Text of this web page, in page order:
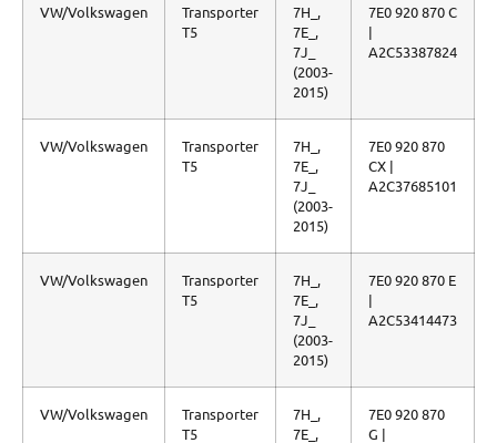
VW/Volkswagen
Transporter
T5
7H_,
7E_,
7J_
(2003-
2015)
7E0 920 870 C
|
A2C53387824
VW/Volkswagen
Transporter
T5
7H_,
7E_,
7J_
(2003-
2015)
7E0 920 870
CX |
A2C37685101
VW/Volkswagen
Transporter
T5
7H_,
7E_,
7J_
(2003-
2015)
7E0 920 870 E
|
A2C53414473
VW/Volkswagen
Transporter
T5
7H_,
7E_,
7E0 920 870
G |